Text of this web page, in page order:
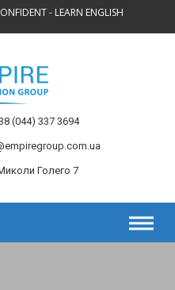
- LEARN ENGLISH
(044) 337 3694
Голего 7